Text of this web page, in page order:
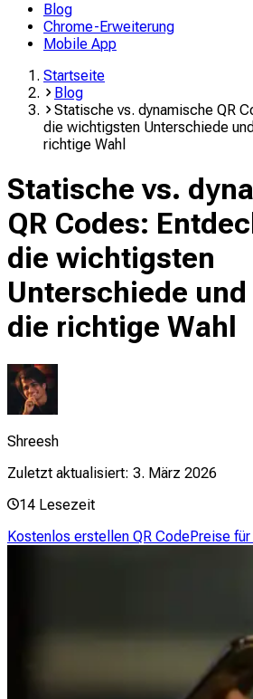
Blog
Chrome-Erweiterung
Mobile App
Startseite
Blog
Statische vs. dynamische QR
die wichtigsten Unterschiede
richtige Wahl
Statische vs.
QR Codes:
die wichtigsten
Unterschiede
die richtige Wahl
Shreesh
Zuletzt aktualisiert: 3. März 2026
14 Lesezeit
Kostenlos erstellen QR CodePreise